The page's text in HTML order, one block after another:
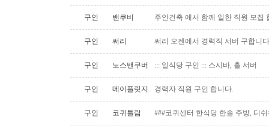
구인 밴쿠버 주안건축 에서 함께 일한 직원 모집
구인 써리 써리 오젠에서 경력직 서버 구합니다
구인 노스밴쿠버 ::: 일식당 구인 ::: 스시바, 홀 서버
구인 메이플릿지 경력자 직원 구인 합니다.
구인 코퀴틀람 ###코퀴센터 한식당 한솔 주방, 디